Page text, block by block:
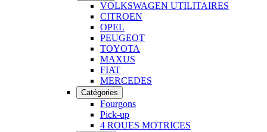
VOLKSWAGEN UTILITAIRES
CITROEN
OPEL
PEUGEOT
TOYOTA
MAXUS
FIAT
MERCEDES
Catégories
Fourgons
Pick-up
4 ROUES MOTRICES